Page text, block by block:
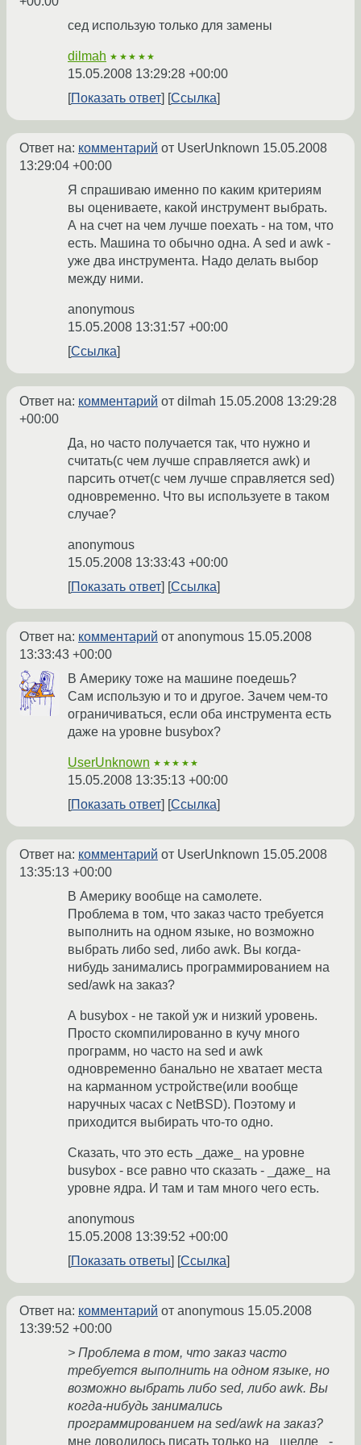
сед использую только для замены
dilmah ★★★★★
15.05.2008 13:29:28 +00:00
Показать ответ
Ссылка
Ответ на: комментарий от UserUnknown 15.05.2008
13:29:04 +00:00
Я спрашиваю именно по каким критериям
вы оцениваете, какой инструмент выбрать.
А на счет на чем лучше поехать - на том, что
есть. Машина то обычно одна. А sed и awk -
уже два инструмента. Надо делать выбор
между ними.
anonymous
15.05.2008 13:31:57 +00:00
Ссылка
Ответ на: комментарий от dilmah 15.05.2008 13:29:28
+00:00
Да, но часто получается так, что нужно и
считать(с чем лучше справляется awk) и
парсить отчет(с чем лучше справляется sed)
одновременно. Что вы используете в таком
случае?
anonymous
15.05.2008 13:33:43 +00:00
Показать ответ
Ссылка
Ответ на: комментарий от anonymous 15.05.2008
13:33:43 +00:00
В Америку тоже на машине поедешь?
Сам использую и то и другое. Зачем чем-то
ограничиваться, если оба инструмента есть
даже на уровне busybox?
UserUnknown ★★★★★
15.05.2008 13:35:13 +00:00
Показать ответ
Ссылка
Ответ на: комментарий от UserUnknown 15.05.2008
13:35:13 +00:00
В Америку вообще на самолете.
Проблема в том, что заказ часто требуется
выполнить на одном языке, но возможно
выбрать либо sed, либо awk. Вы когда-
нибудь занимались программированием на
sed/awk на заказ?
А busybox - не такой уж и низкий уровень.
Просто скомпилированно в кучу много
программ, но часто на sed и awk
одновременно банально не хватает места
на карманном устройстве(или вообще
наручных часах с NetBSD). Поэтому и
приходится выбирать что-то одно.
Сказать, что это есть _даже_ на уровне
busybox - все равно что сказать - _даже_ на
уровне ядра. И там и там много чего есть.
anonymous
15.05.2008 13:39:52 +00:00
Показать ответы
Ссылка
Ответ на: комментарий от anonymous 15.05.2008
13:39:52 +00:00
> Проблема в том, что заказ часто
требуется выполнить на одном языке, но
возможно выбрать либо sed, либо awk. Вы
когда-нибудь занимались
программированием на sed/awk на заказ?
мне доводилось писать только на _шелле_ -